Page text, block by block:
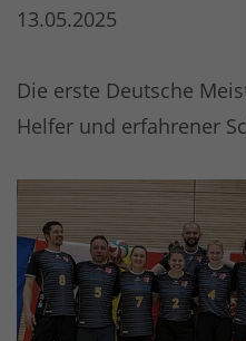
13.05.2025
Die erste Deutsche
Helfer und erfahrener